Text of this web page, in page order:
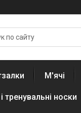
М'ячі
тренувальні носки